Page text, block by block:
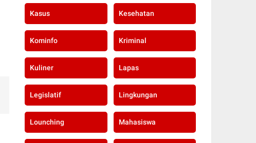
Kasus Kesehatan
Kominfo Kriminal
Kuliner Lapas
Legislatif Lingkungan
Lounching Mahasiswa